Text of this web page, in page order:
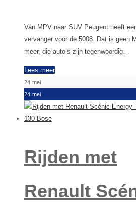
Van MPV naar SUV Peugeot heeft
vervanger voor de 5008. Dat is geen
meer, die auto’s zijn tegenwoordig…
Lees meer
24 mei
24 mei
Rijden met
Renault